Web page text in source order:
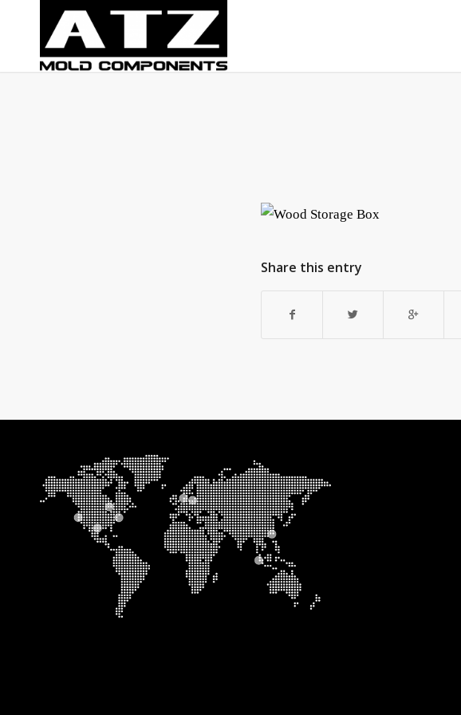
Share this entry